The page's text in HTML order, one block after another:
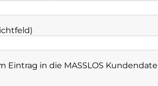
Eintrag in die MASSLOS